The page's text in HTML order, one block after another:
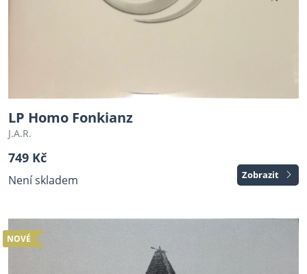
LP Homo Fonkianz
J.A.R.
749 Kč
Není skladem Zobrazit
NOVÉ